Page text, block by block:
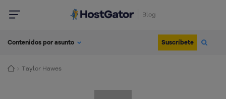
Blog
Contenidos por asunto Suscríbete
Taylor Hawes